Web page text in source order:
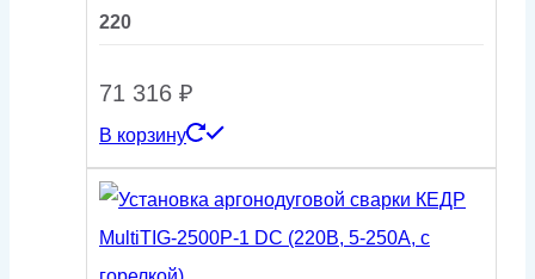
220
71 316 ₽
В корзину